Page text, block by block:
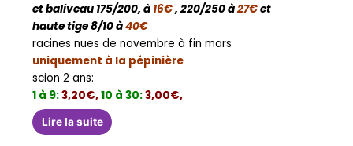
et baliveau 175/200, à 16€, 220/250 à27€et
haute tige 8/10 à40€
racines nues de novembre à fin mars
uniquement à la pépinière
scion 2 ans:
1 à 9:3,20€,10 à 30:3,00€,
Lire la suite